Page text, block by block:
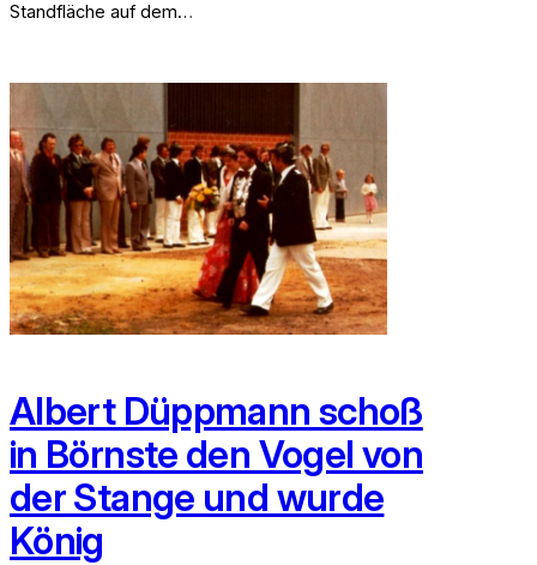
Standfläche auf dem…
Albert Düppmann schoß
in Börnste den Vogel von
der Stange und wurde
König